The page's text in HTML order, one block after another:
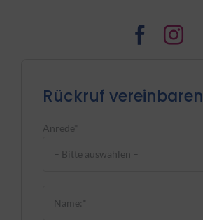
Rückruf vereinbaren
Anrede*